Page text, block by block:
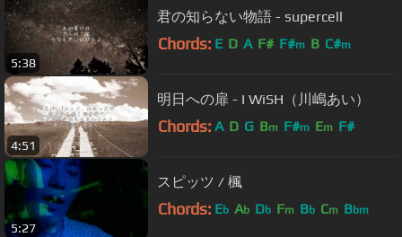
5:38
君の知らない物語 - supercell
Chords: E D A F# F#m B C#m
4:51
明日への扉 - I WiSH（川嶋あい）
Chords: A D G Bm F#m Em F#
5:27
スピッツ / 楓
Chords: Eb Ab Db Fm Bb Cm Bbm